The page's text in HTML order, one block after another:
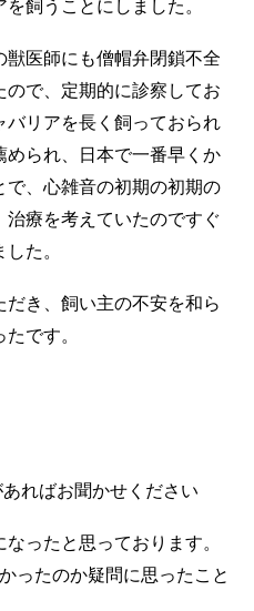
飼うことにしました。
獣医師にも僧帽弁閉鎖不全
で、定期的に診察してお
バリアを長く飼っておられ
められ、日本で一番早くか
で、心雑音の初期の初期の
療を考えていたのですぐ
た。
き、飼い主の不安を和ら
です。
ればお聞かせください
ったと思っております。
ったのか疑問に思ったこと